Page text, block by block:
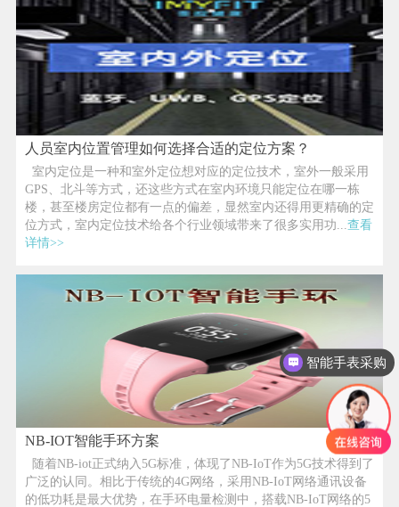
人员室内位置管理如何选择合适的定位方案？
室内定位是一种和室外定位想对应的定位技术，室外一般采用
GPS、北斗等方式，还这些方式在室内环境只能定位在哪一栋
楼，甚至楼房定位都有一点的偏差，显然室内还得用更精确的定
位方式，室内定位技术给各个行业领域带来了很多实用功...查看
详情>>
NB-IOT智能手环方案
随着NB-iot正式纳入5G标准，体现了NB-IoT作为5G技术得到了
广泛的认同。相比于传统的4G网络，采用NB-IoT网络通讯设备
的低功耗是最大优势，在手环电量检测中，搭载NB-IoT网络的5
智能手表采购